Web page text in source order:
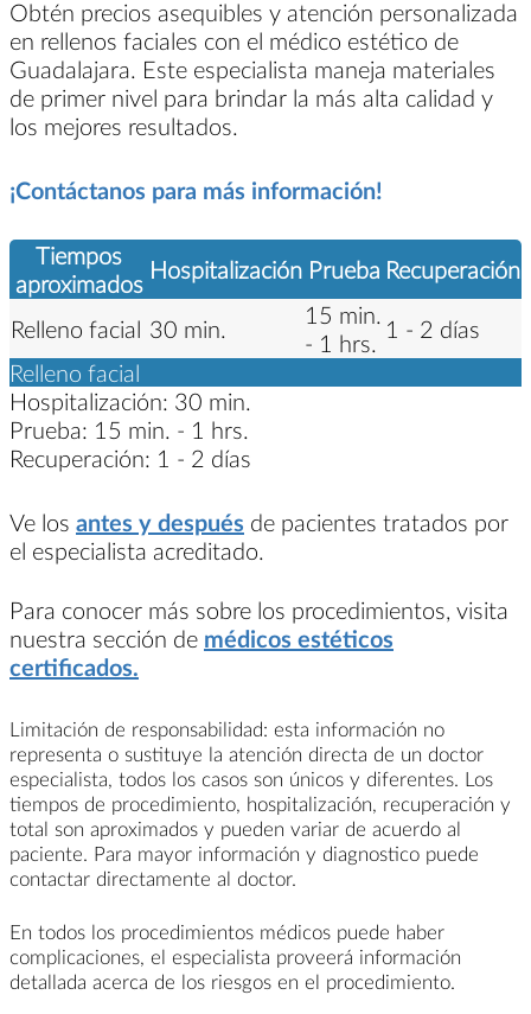
Obtén precios asequibles y atención personalizada
en rellenos faciales con el médico estético de
Guadalajara. Este especialista maneja materiales
de primer nivel para brindar la más alta calidad y
los mejores resultados.
¡Contáctanos para más información!
Tiempos
aproximados Hospitalización Prueba Recuperación
Relleno facial 30 min.
15 min.
- 1 hrs. 1 - 2 días
Relleno facial
Hospitalización: 30 min.
Prueba: 15 min. - 1 hrs.
Recuperación: 1 - 2 días
Ve los antes y después de pacientes tratados por
el especialista acreditado.
Para conocer más sobre los procedimientos, visita
nuestra sección de médicos estéticos
certificados.
Limitación de responsabilidad: esta información no
representa o sustituye la atención directa de un doctor
especialista, todos los casos son únicos y diferentes. Los
tiempos de procedimiento, hospitalización, recuperación y
total son aproximados y pueden variar de acuerdo al
paciente. Para mayor información y diagnostico puede
contactar directamente al doctor.
En todos los procedimientos médicos puede haber
complicaciones, el especialista proveerá información
detallada acerca de los riesgos en el procedimiento.